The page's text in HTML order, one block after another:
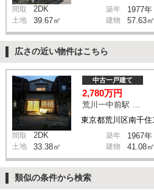
間取 2DK 築年 1977年
土地 39.67㎡ 建物 57.63㎡
広さの近い物件はこちら
中古一戸建て
2,780万円
間取 2DK 築年 1967年
土地 33.38㎡ 建物 41.08㎡
類似の条件から検索